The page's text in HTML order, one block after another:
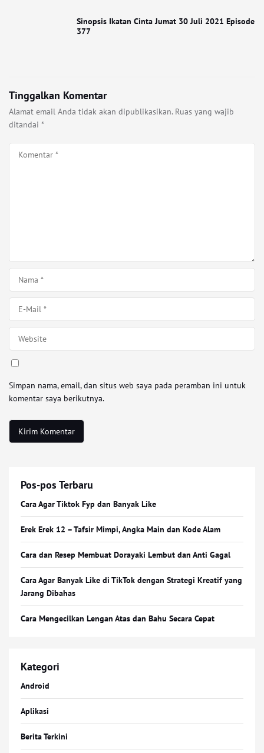
Sinopsis Ikatan Cinta Jumat 30 Juli 2021 Episode
377
Tinggalkan Komentar
Alamat email Anda tidak akan dipublikasikan. Ruas yang wajib
ditandai *
Simpan nama, email, dan situs web saya pada peramban ini untuk
komentar saya berikutnya.
Pos-pos Terbaru
Cara Agar Tiktok Fyp dan Banyak Like
Erek Erek 12 – Tafsir Mimpi, Angka Main dan Kode Alam
Cara dan Resep Membuat Dorayaki Lembut dan Anti Gagal
Cara Agar Banyak Like di TikTok dengan Strategi Kreatif yang
Jarang Dibahas
Cara Mengecilkan Lengan Atas dan Bahu Secara Cepat
Kategori
Android
Aplikasi
Berita Terkini